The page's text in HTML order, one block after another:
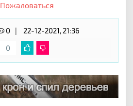
Пожаловаться
0
22-12-2021, 21:36
0